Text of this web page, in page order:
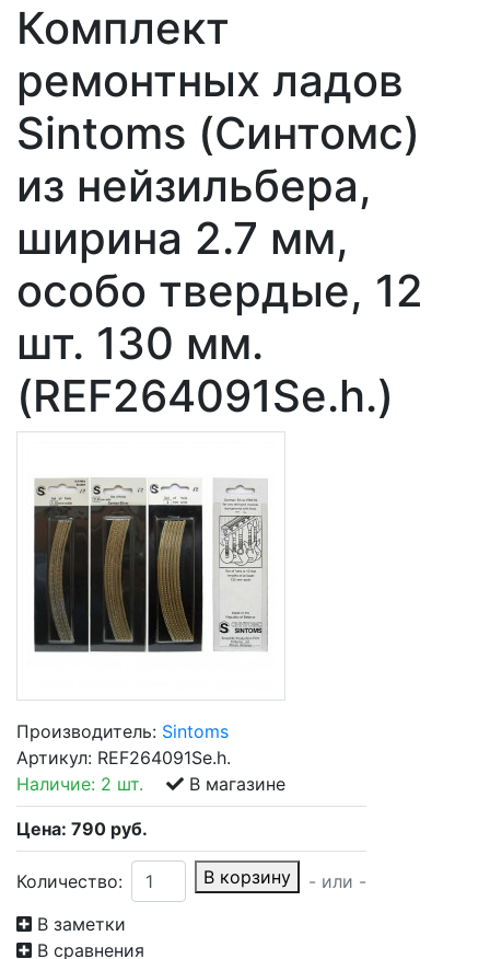
Комплект
ремонтных ладов
Sintoms (Синтомс)
из нейзильбера,
ширина 2.7 мм,
особо твердые, 12
шт. 130 мм.
(REF264091Se.h.)
Производитель: Sintoms
Артикул: REF264091Se.h.
Наличие: 2 шт. В магазине
Цена: 790 руб.
Количество: В корзину
- или -
В заметки
В сравнения